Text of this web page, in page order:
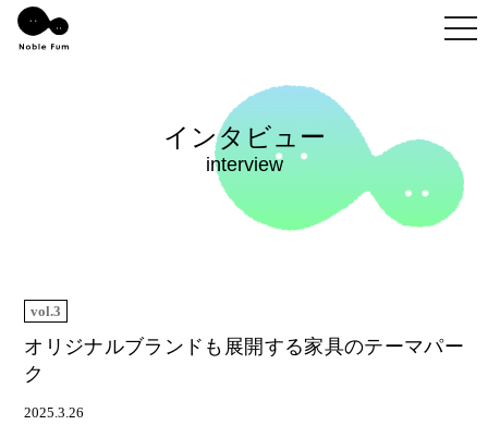
インタビュー
interview
vol.3
オリジナルブランドも展開する家具のテーマパー
ク
2025.3.26